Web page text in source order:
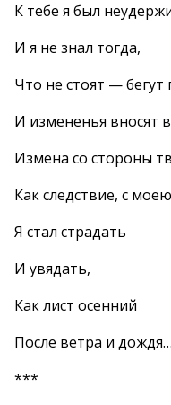
К тебе я был
И я не знал тогда,
Что не стоят — бегут
И измененья вносят
Измена со стороны
Как следствие, с
Я стал страдать
И увядать,
Как лист осенний
После ветра и дождя…
***